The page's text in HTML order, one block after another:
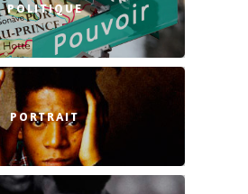
POLITIQUE
PORTRAIT